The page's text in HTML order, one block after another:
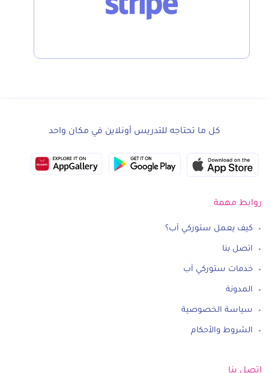
كل ما تحتاجه للتدريس أونلاين في مكان واحد
روابط مهمة
كيف يعمل ستوركي آب؟
اتصل بنا
خدمات ستوركي آب
المدونة
سياسة الخصوصية
الشروط والأحكام